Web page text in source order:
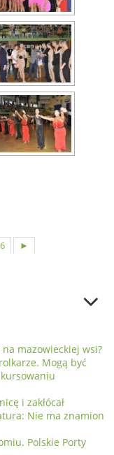
6 ►
mazowieckiej wsi?
Mogą być
i zakłócał
Nie ma znamion
Polskie Porty